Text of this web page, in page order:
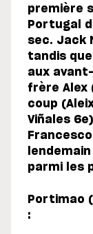
première
Portugal
sec. Jack
tandis
aux
frère Alex
coup
Viñales
parmi les
Portimao
: